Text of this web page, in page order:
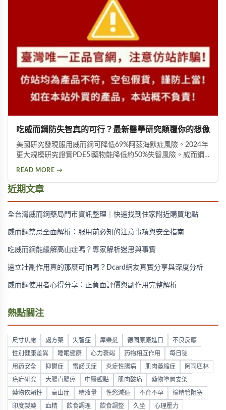
吃威而鋼防失智真的可行？最新醫學研究顛覆你的想像
美國研究發現服用威而鋼可降低69%阿茲海默症風險。2024年
更大規模研究證實PDE5i藥物能降低約50%失智風險。威而鋼
且有心血管疾病者不宜使用。
READ MORE →
近期文章
全台灣威而鋼藥局門市資訊整理｜快速找到住家附近購買地點
威而鋼禁忌全面解析：服用前必知的注意事項與安全指南
吃威而鋼能緩解高山症嗎？專家解析迷思與事實
速立壯副作用真的那麼可怕嗎？Dcard網友真實分享與深度分析
威而鋼使用者心得分享：正負面評價與副作用完整解析
熱點關注
尺寸焦慮 處方藥 失智症 犀樂挺 德國原廠進口 不良反應
性別健康差異 睡眠健康 心力衰竭 药物相互作用 每日锭
用药安全 抑鬱症 雷諾氏症 炎症性腸病 肌肉萎縮症 阿司匹林
癌症研究 大腸直腸癌 中醫觀點 肌肉酸痛 藥物塗層支架
藥物依賴性 高山症 精液量 性慾減退 不育不孕 輸精管阻塞
印度製藥 血精 飲食調理 飲食調整 久坐 心理壓力